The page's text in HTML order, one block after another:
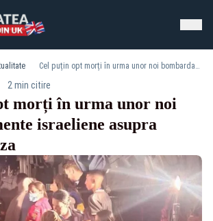
Cel puțin opt morți în urma unor noi bombardamente israeliene asupra orașului Gaza
2 min citire
morți în urma unor noi
israeliene asupra